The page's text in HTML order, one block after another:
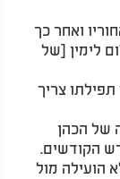
ואחר כך
לימין [של
צריך
של הכהן
הקודשים.
הועילה מול